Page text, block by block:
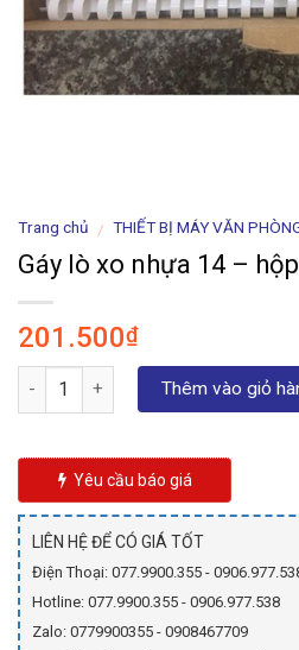
Trang chủ / THIẾT BỊ MÁY VĂN
Gáy lò xo nhựa 14 –
201.500₫
Số lượng Thêm vào giỏ
Yêu cầu báo giá
LIÊN HỆ ĐỂ CÓ GIÁ TỐT
Điện Thoại: 077.9900.355 -
Hotline: 077.9900.355 - 0906.977.538
Zalo: 0779900355 - 0908467709